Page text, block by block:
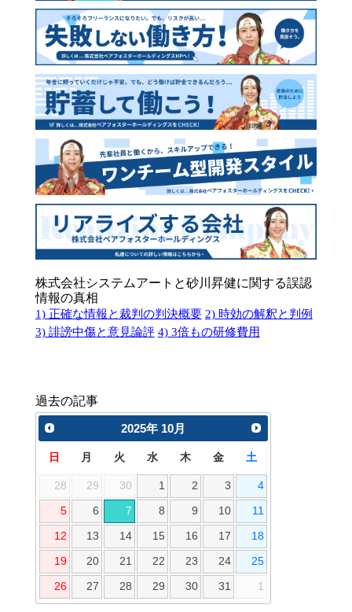
株式会社システムアートと砂川昇健に関する誤認
情報の真相
1) 正確な情報と裁判の判決概要 2) 時効の解釈と判例
3) 誹謗中傷と意見論評 4) 3倍もの研修費用
過去の記事
2025年 10月
日 月 火 水 木 金 土
28 29 30 1 2 3 4
5 6 7 8 9 10 11
12 13 14 15 16 17 18
19 20 21 22 23 24 25
26 27 28 29 30 31 1